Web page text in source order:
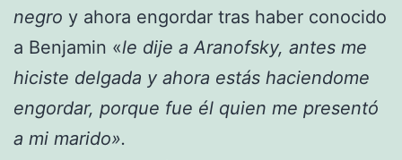
negro y ahora engordar tras haber conocido
a Benjamin «le dije a Aranofsky, antes me
hiciste delgada y ahora estás haciendome
engordar, porque fue él quien me presentó
a mi marido».